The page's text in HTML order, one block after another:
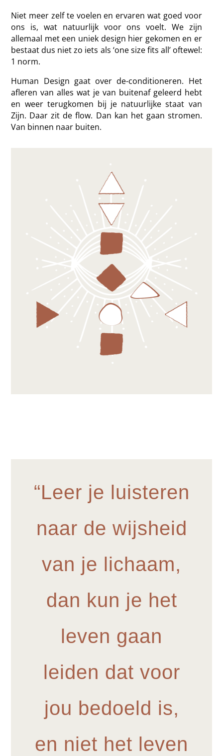
Niet meer zelf te voelen en ervaren wat goed voor
ons is, wat natuurlijk voor ons voelt. We zijn
allemaal met een uniek design hier gekomen en er
bestaat dus niet zo iets als ‘one size fits all’ oftewel:
1 norm.
Human Design gaat over de-conditioneren. Het
afleren van alles wat je van buitenaf geleerd hebt
en weer terugkomen bij je natuurlijke staat van
Zijn. Daar zit de flow. Dan kan het gaan stromen.
Van binnen naar buiten.
“Leer je luisteren
naar de wijsheid
van je lichaam,
dan kun je het
leven gaan
leiden dat voor
jou bedoeld is,
en niet het leven